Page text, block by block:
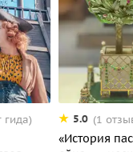
гида) 5.0 (1
«История